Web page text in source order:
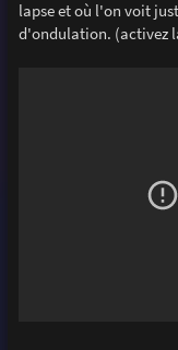
lapse et où l'on voit
d'ondulation. (activez